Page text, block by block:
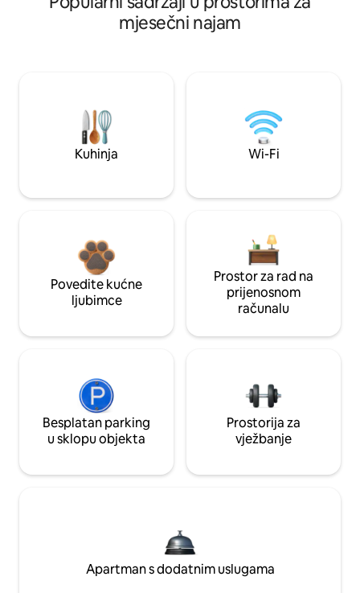
mjesečni najam
Kuhinja Wi-Fi
Povedite kućne
ljubimce
Prostor za rad na
prijenosnom
računalu
Besplatan parking
u sklopu objekta
Prostorija za
vježbanje
Apartman s dodatnim uslugama